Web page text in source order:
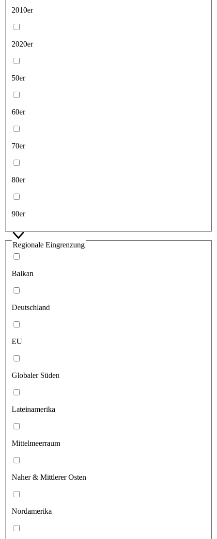
2010er
2020er
50er
60er
70er
80er
90er
Regionale Eingrenzung
Balkan
Deutschland
EU
Globaler Süden
Lateinamerika
Mittelmeerraum
Naher & Mittlerer Osten
Nordamerika